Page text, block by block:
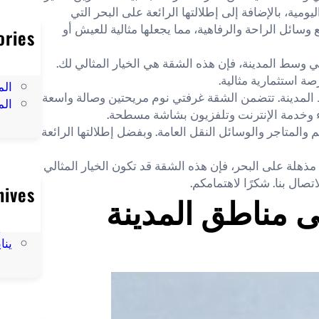
بالإضافة إلى إطلالتها الرائعة على البحر التي
الراحة والرفاهية، مما يجعلها مثالية للعيش أو
المدينة، فإن هذه الشقة هي الخيار المثالي لك.
استثمارية مثالية.
المدينة. تتضمن الشقة غرفتي نوم مريحتين وصالة واسعة
وخدمة الإنترنت وتلفزيون بشاشة مسطحة.
والوسائل النقل العامة. وبفضل إطلالتها الرائعة
على البحر، فإن هذه الشقة قد تكون الخيار المثالي
بنا. شكرًا لاهتمامكم.
مناطق المدينة